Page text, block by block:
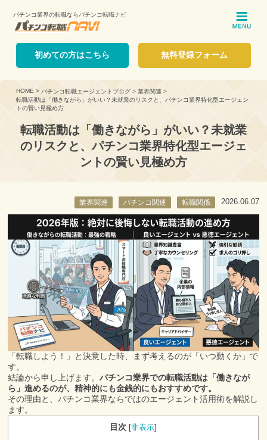
パチンコ業界の転職ならパチンコ転職ナビ
初めての方はこちら 無料登録フォーム
HOME > パチンコ転職エージェントブログ> 業界関連 >
転職活動は「働きながら」がいい？未就業のリスクと、パチンコ業界特化型エージェン
トの賢い見極め方
転職活動は「働きながら」がいい？未就業
のリスクと、パチンコ業界特化型エージェ
ントの賢い見極め方
業界関連 パチンコ関連 転職関係 2026.06.07
「転職しよう！」と決意した時、まず考えるのが「いつ動くか」で
す。
結論から申し上げます。パチンコ業界での転職活動は「働きなが
ら」進めるのが、精神的にも金銭的にもおすすめです。
その理由と、パチンコ業界ならではのエージェント活用術を解説し
ます。
目次 [非表示]